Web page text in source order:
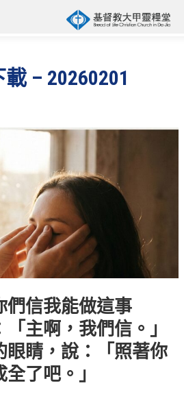
– 20260201
們信我能做這事
主啊，我們信。」
眼睛，說：「照著你
了吧。」